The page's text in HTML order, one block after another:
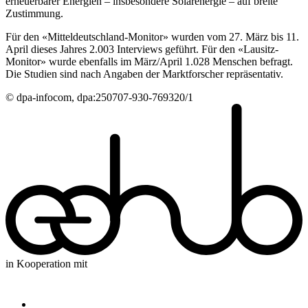
Zustimmung.
Für den «Mitteldeutschland-Monitor» wurden vom 27. März bis 11.
April dieses Jahres 2.003 Interviews geführt. Für den «Lausitz-
Monitor» wurde ebenfalls im März/April 1.028 Menschen befragt.
Die Studien sind nach Angaben der Marktforscher repräsentativ.
© dpa-infocom, dpa:250707-930-769320/1
in Kooperation mit